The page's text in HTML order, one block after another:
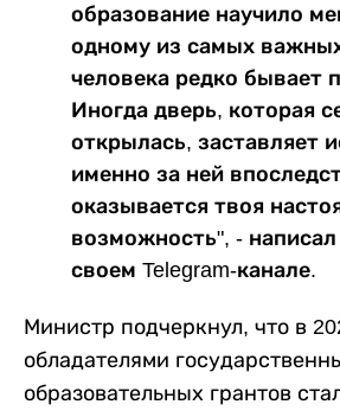
образование научило
одному из самых
человека редко бывает
Иногда дверь, которая
открылась, заставляет
именно за ней
оказывается твоя
возможность", -
своем Telegram-канале.
Министр подчеркнул, что в
обладателями
образовательных грантов